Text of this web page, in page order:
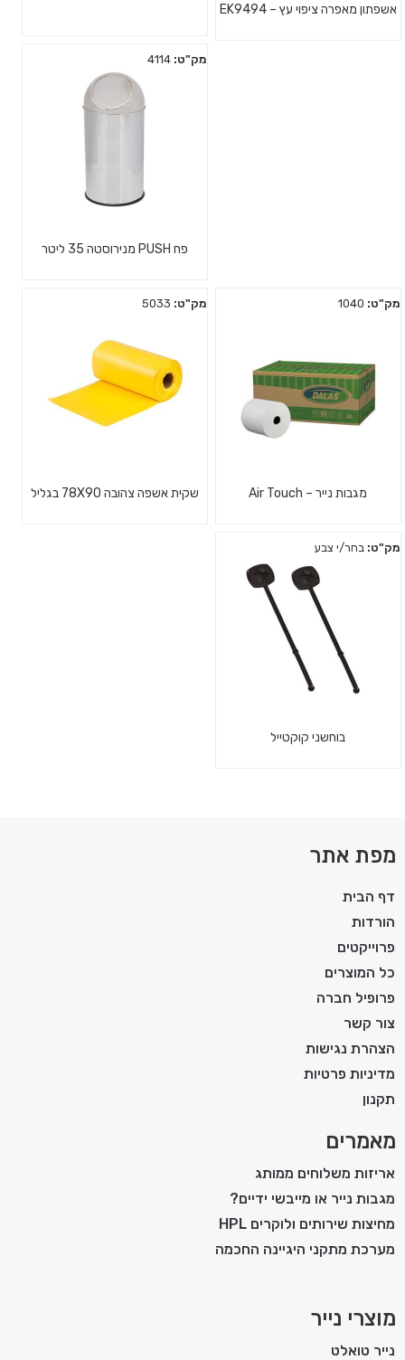
אשפתון מאפרה ציפוי עץ – EK9494
מק"ט: 4114
פח PUSH מנירוסטה 35 ליטר
מק"ט:
מגבות נייר – Air Touch
מק"ט:
שקית אשפה צהובה 78X90 בגליל
מק"ט: בחר/י צבע
בוחשני קוקטייל
מפת אתר
דף הבית
הורדות
פרוייקטים
כל המוצרים
פרופיל חברה
צור קשר
הצהרת נגישות
מדיניות פרטיות
תקנון
מאמרים
אריזות משלוחים ממותג
מגבות נייר או מייבשי ידיים?
מחיצות שירותים ולוקרים HPL
מערכת מתקני היגיינה החכמה
מוצרי נייר
נייר טואלט